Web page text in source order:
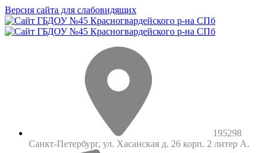
Версия сайта для слабовидящих
195298
Санкт-Петербург, ул. Хасанская д. 26 корп. 2 литер А.